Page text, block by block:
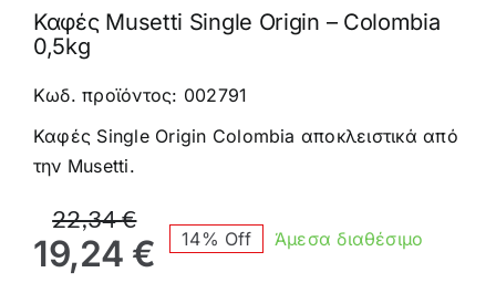
Καφές Musetti Single Origin – Colombia
0,5kg
Κωδ. προϊόντος: 002791
Καφές Single Origin Colombia αποκλειστικά από
την Musetti.
22,34€
Original
price
was:
19,24 €
Η
τρέχουσα
τιμή
14% Off Άμεσα διαθέσιμο